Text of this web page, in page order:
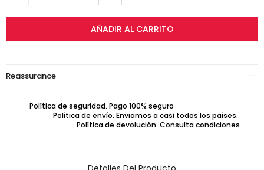
AÑADIR AL CARRITO
Reassurance
Política de seguridad. Pago 100% seguro
Política de envío. Enviamos a casi todos los países.
Política de devolución. Consulta condiciones